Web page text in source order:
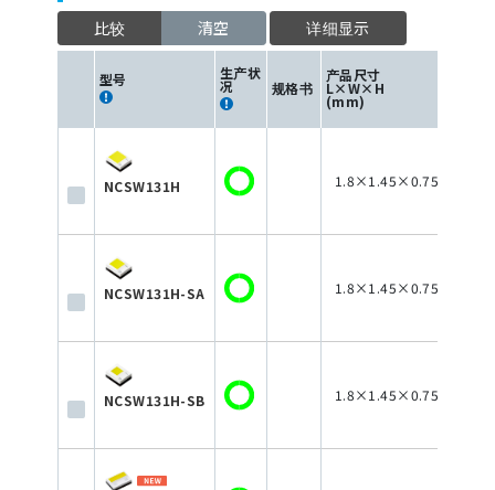
比较 清空 详细显示
型号 生产状
况 规格书
产品尺寸
L×W×H
(mm)
NCSW131H 1.8×1.45×0.75
NCSW131H-SA 1.8×1.45×0.75
NCSW131H-SB 1.8×1.45×0.75